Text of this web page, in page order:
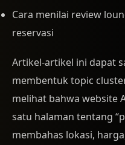
Cara menilai review
reservasi
Artikel-artikel ini dapat
membentuk topic
melihat bahwa website
satu halaman tentang
membahas lokasi,